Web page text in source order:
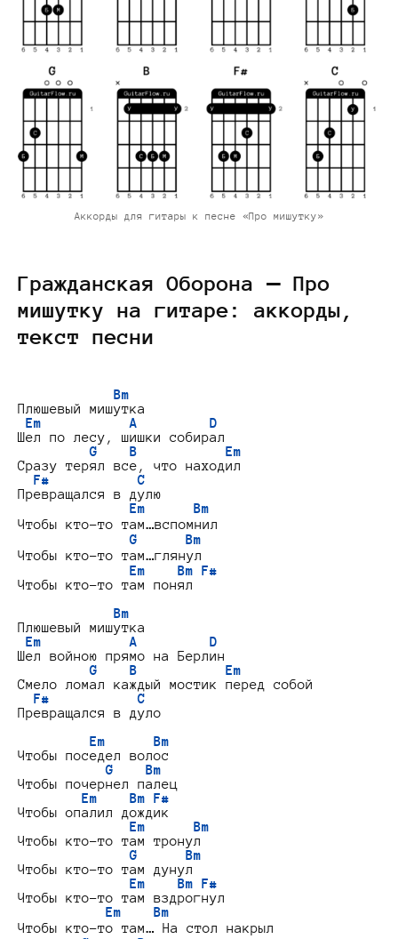
Аккорды для гитары к песне «Про мишутку»
Гражданская Оборона — Про
мишутку на гитаре: аккорды,
текст песни
Bm
Плюшевый мишутка
Em           A         D
Шел по лесу, шишки собирал
G    B           Em
Сразу терял все, что находил
F#           C
Превращался в дулю
Em      Bm
Чтобы кто-то там…вспомнил
G      Bm
Чтобы кто-то там…глянул
Em    Bm F#
Чтобы кто-то там понял
Bm
Плюшевый мишутка
Em           A         D
Шел войною прямо на Берлин
G    B           Em
Смело ломал каждый мостик перед собой
F#           C
Превращался в дуло
Em      Bm
Чтобы поседел волос
G    Bm
Чтобы почернел палец
Em    Bm F#
Чтобы опалил дождик
Em      Bm
Чтобы кто-то там тронул
G      Bm
Чтобы кто-то там дунул
Em    Bm F#
Чтобы кто-то там вздрогнул
Em    Bm
Чтобы кто-то там… На стол накрыл